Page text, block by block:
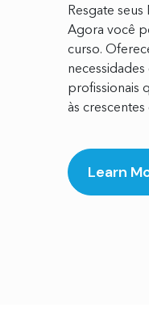
Resgate
Agora você
curso.
profissionais
às
Learn